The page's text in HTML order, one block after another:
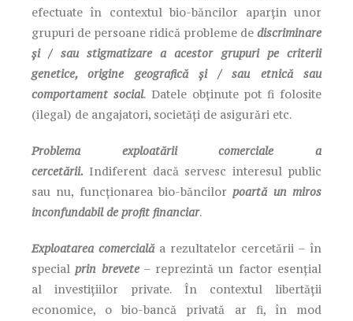
efectuate în contextul bio-băncilor aparțin unor
grupuri de persoane ridică probleme de discriminare
și / sau stigmatizare a acestor grupuri pe criterii
genetice, origine geografică și / sau etnică sau
comportament social. Datele obținute pot fi folosite
(ilegal) de angajatori, societăți de asigurări etc.
Problema exploatării comerciale a
cercetării. Indiferent dacă servesc interesul public
sau nu, funcționarea bio-băncilor poartă un miros
inconfundabil de profit financiar.
Exploatarea comercială a rezultatelor cercetării – în
special prin brevete– reprezintă un factor esențial
al investițiilor private. În contextul libertății
economice, o bio-bancă privată ar fi, în mod